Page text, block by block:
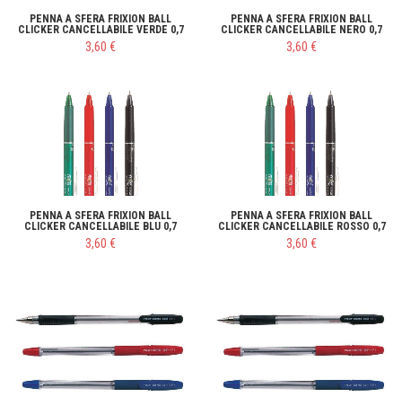
PENNA A SFERA FRIXION BALL
CLICKER CANCELLABILE VERDE 0,7
3,60 €
PENNA A SFERA FRIXION BALL
CLICKER CANCELLABILE NERO 0,7
3,60 €
PENNA A SFERA FRIXION BALL
CLICKER CANCELLABILE BLU 0,7
3,60 €
PENNA A SFERA FRIXION BALL
CLICKER CANCELLABILE ROSSO 0,7
3,60 €